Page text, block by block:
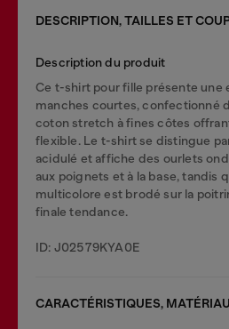
DESCRIPTION, TAILLES ET
Description du produit
Ce t-shirt pour fille présente une
manches courtes, confectionné
coton stretch à fines côtes
flexible. Le t-shirt se distingue
acidulé et affiche des ourlets
aux poignets et à la base, tandis
multicolore est brodé sur la
finale tendance.
ID: J02579KYA0E
CARACTÉRISTIQUES,